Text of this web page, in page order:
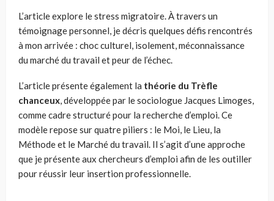
L’article explore le stress migratoire. À travers un
témoignage personnel, je décris quelques défis rencontrés
à mon arrivée : choc culturel, isolement, méconnaissance
du marché du travail et peur de l’échec.
L’article présente également la théorie du Trèfle
chanceux, développée par le sociologue Jacques Limoges,
comme cadre structuré pour la recherche d’emploi. Ce
modèle repose sur quatre piliers : le Moi, le Lieu, la
Méthode et le Marché du travail. Il s’agit d’une approche
que je présente aux chercheurs d’emploi afin de les outiller
pour réussir leur insertion professionnelle.